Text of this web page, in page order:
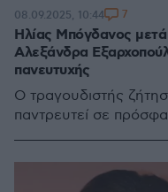
Ηλίας Μπόγδανος
Αλεξάνδρα
πανευτυχής
Ο τραγουδιστής
παντρευτεί σε
08.09.2025, 10:44 7